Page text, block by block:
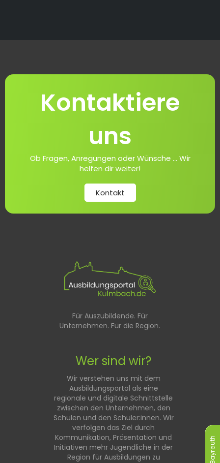
Bayreuth
Bayreuth
Bayreuth
Bayreuth
Bayreuth
Bayreuth
Kontaktiere
uns
Ob Fragen, Anregungen oder Wünsche ... Wir
helfen dir weiter!
Kontakt
Für Auszubildende. Für
Unternehmen. Für die Region.
Wer sind wir?
Wir verstehen uns mit dem
Ausbildungsportal als eine
regionale und digitale Schnittstelle
zwischen den Unternehmen, den
Schulen und den Schüler:innen. Wir
verfolgen das Ziel durch
Kommunikation, Präsentation und
Initiativen mehr Jugendliche in der
Region für Ausbildungen zu